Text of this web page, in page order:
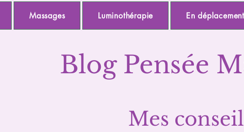
Massages Luminothérapie En déplacement
Blog Pensée
Mes